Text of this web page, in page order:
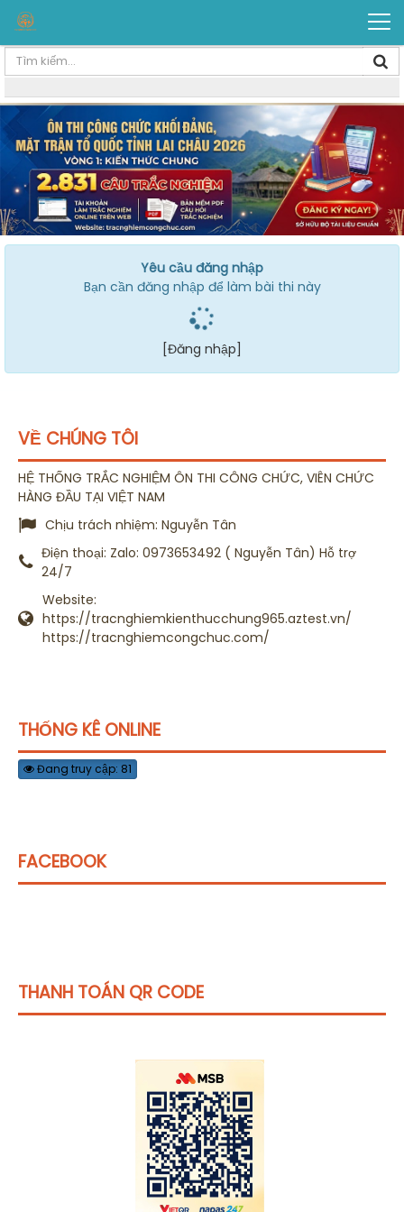
Yêu cầu đăng nhập
Bạn cần đăng nhập để làm bài thi này
[Đăng nhập]
VỀ CHÚNG TÔI
HỆ THỐNG TRẮC NGHIỆM ÔN THI CÔNG CHỨC, VIÊN CHỨC
HÀNG ĐẦU TẠI VIỆT NAM
Chịu trách nhiệm: Nguyễn Tân
Điện thoại: Zalo: 0973653492 ( Nguyễn Tân) Hỗ trợ
24/7
Website:
https://tracnghiemkienthucchung965.aztest.vn/
https://tracnghiemcongchuc.com/
THỐNG KÊ ONLINE
Đang truy cập: 81
FACEBOOK
THANH TOÁN QR CODE